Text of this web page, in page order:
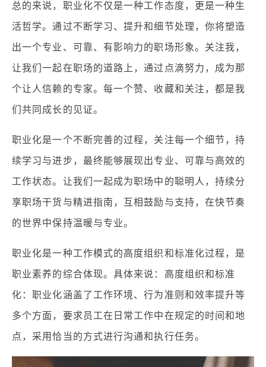
总的来说，职业化不仅是一种工作态度，更是一种生
活哲学。通过不断学习、提升和细节处理，你将塑造
出一个专业、可靠、有影响力的职场形象。关注我，
让我们一起在职场的道路上，通过点滴努力，成为那
个让人信赖的专家。每一个赞、收藏和关注，都是我
们共同成长的见证。
职业化是一个不断完善的过程，关注每一个细节，持
续学习与进步，最终能够展现出专业、可靠与高效的
工作状态。让我们一起成为职场中的聪明人，持续分
享职场干货与精进指南，互相鼓励与支持，在快节奏
的世界中保持温暖与专业。
职业化是一种工作模式的高度组织和标准化过程，是
职业素养的综合体现。具体来说：高度组织和标准
化：职业化涵盖了工作环境、行为准则和效率提升等
多个方面，要求员工在日常工作中在规定的时间和地
点，采用恰当的方式进行沟通和执行任务。